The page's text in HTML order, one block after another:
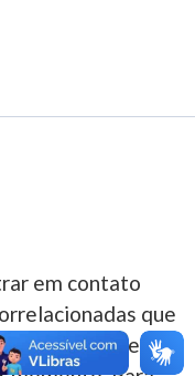
em contato
que
pode cancelar o